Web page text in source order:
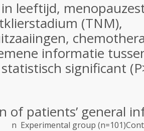
leeftijd,
(TNM),
informatie
significant
of patients’ general
n Experimental group (n=101)